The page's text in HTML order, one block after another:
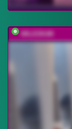
MILEDIUM